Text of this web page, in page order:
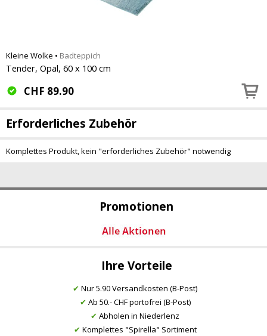
Promotionen
Ihre Vorteile
✔ Nur 5.90 Versandkosten (B-Post)
✔ Ab 50.- CHF portofrei (B-Post)
✔ Abholen in Niederlenz
✔ Komplettes "Spirella" Sortiment
Kleine Wolke • Badteppich
Tender, Opal, 60 x 100 cm
CHF 89.90
Erforderliches Zubehör
Komplettes Produkt, kein "erforderliches Zubehör" notwendig